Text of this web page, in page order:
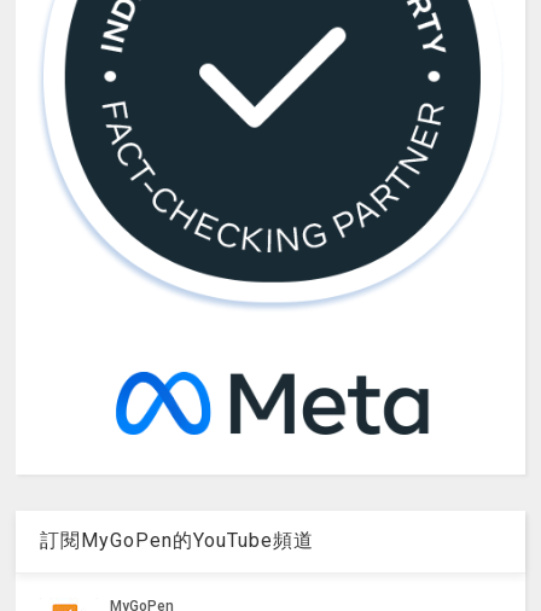
訂閱MyGoPen的YouTube頻道